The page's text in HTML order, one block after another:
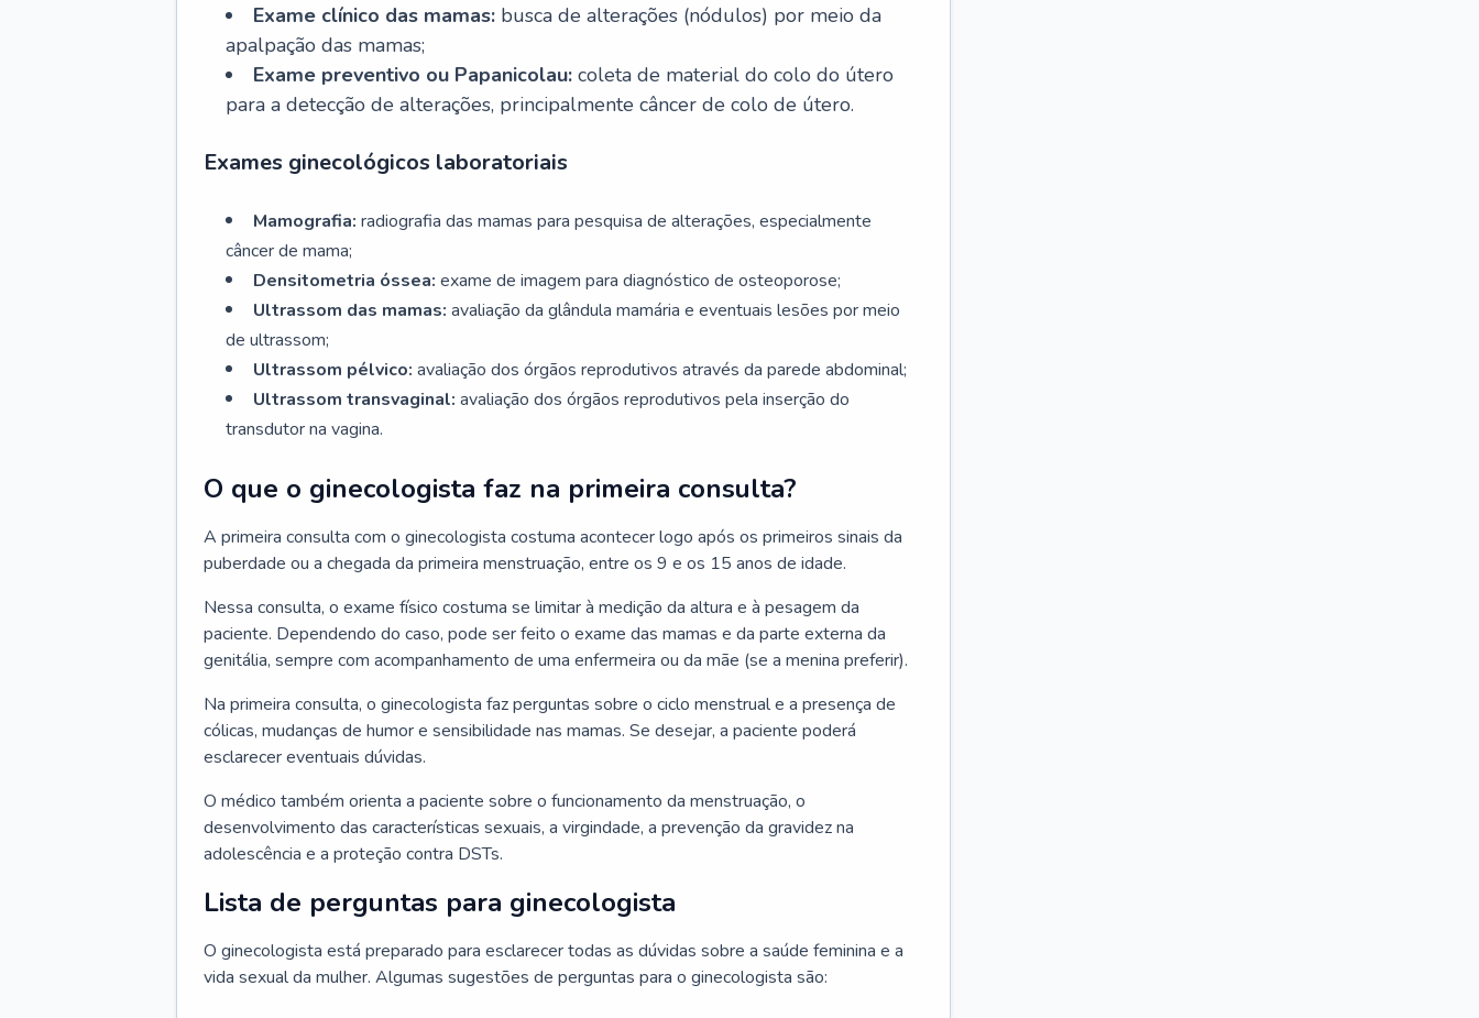
Exame clínico das mamas: busca de alterações (nódulos) por meio da
apalpação das mamas;
Exame preventivo ou Papanicolau: coleta de material do colo do útero
para a detecção de alterações, principalmente câncer de colo de útero.
Exames ginecológicos laboratoriais
Mamografia: radiografia das mamas para pesquisa de alterações, especialmente
câncer de mama;
Densitometria óssea: exame de imagem para diagnóstico de osteoporose;
Ultrassom das mamas: avaliação da glândula mamária e eventuais lesões por meio
de ultrassom;
Ultrassom pélvico: avaliação dos órgãos reprodutivos através da parede abdominal;
Ultrassom transvaginal: avaliação dos órgãos reprodutivos pela inserção do
transdutor na vagina.
O que o ginecologista faz na primeira consulta?
A primeira consulta com o ginecologista costuma acontecer logo após os primeiros sinais da
puberdade ou a chegada da primeira menstruação, entre os 9 e os 15 anos de idade.
Nessa consulta, o exame físico costuma se limitar à medição da altura e à pesagem da
paciente. Dependendo do caso, pode ser feito o exame das mamas e da parte externa da
genitália, sempre com acompanhamento de uma enfermeira ou da mãe (se a menina preferir).
Na primeira consulta, o ginecologista faz perguntas sobre o ciclo menstrual e a presença de
cólicas, mudanças de humor e sensibilidade nas mamas. Se desejar, a paciente poderá
esclarecer eventuais dúvidas.
O médico também orienta a paciente sobre o funcionamento da menstruação, o
desenvolvimento das características sexuais, a virgindade, a prevenção da gravidez na
adolescência e a proteção contra DSTs.
Lista de perguntas para ginecologista
O ginecologista está preparado para esclarecer todas as dúvidas sobre a saúde feminina e a
vida sexual da mulher. Algumas sugestões de perguntas para o ginecologista são: